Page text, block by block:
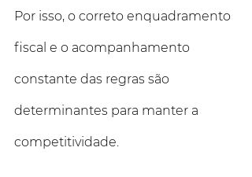
Por isso, o correto enquadramento
fiscal e o acompanhamento
constante das regras são
determinantes para manter a
competitividade.